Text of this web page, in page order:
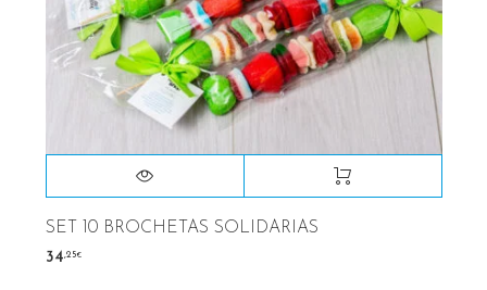
SET 10 BROCHETAS SOLIDARIAS
34 ,25€